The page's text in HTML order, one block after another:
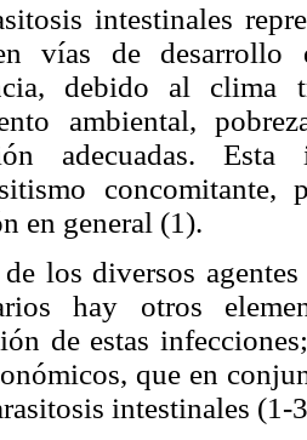
intestinales
vías de desarrollo
debido al clima
ambiental,
adecuadas.
en general (1).
de los diversos
hay otros
de estas
que en
intestinales (1-